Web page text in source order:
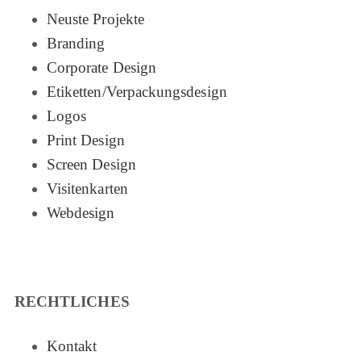
Neuste Projekte
Branding
Corporate Design
Etiketten/Verpackungsdesign
Logos
Print Design
Screen Design
Visitenkarten
Webdesign
RECHTLICHES
Kontakt